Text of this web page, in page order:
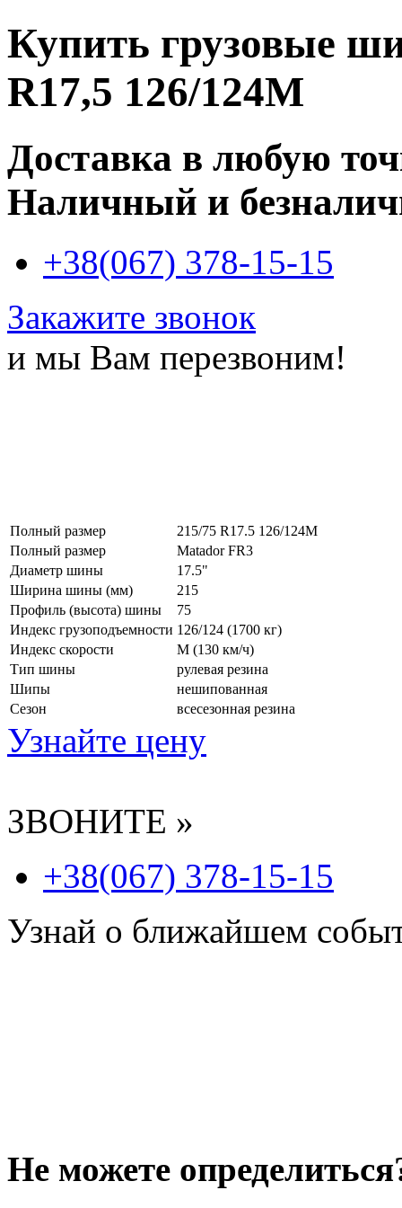
Купить грузовые
R17,5 126/124M
Доставка в любую
Наличный и
+38(067) 378-15-15
Закажите звонок
и мы Вам перезвоним!
Полный размер
215/75 R17.5 126/124M
Полный размер
Matador FR3
Диаметр шины
17.5"
Ширина шины (мм)
215
Профиль (высота) шины
75
Индекс грузоподъемности 126/124 (1700 кг)
Индекс скорости
M (130 км/ч)
Тип шины
рулевая резина
Шипы
нешипованная
Сезон
всесезонная резина
Узнайте цену
ЗВОНИТЕ »
+38(067) 378-15-15
Узнай о ближайшем
Не можете